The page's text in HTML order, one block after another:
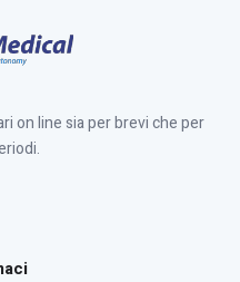
on line sia per brevi che per